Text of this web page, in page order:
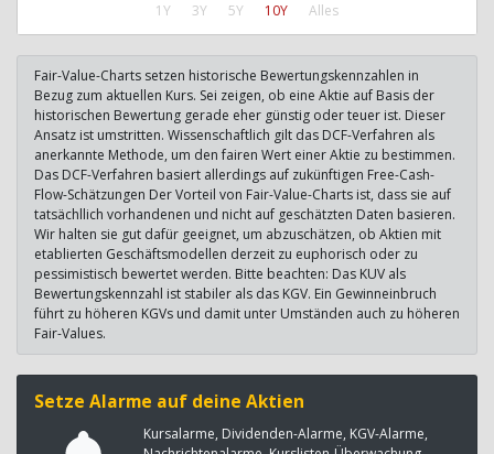
1Y 3Y 5Y 10Y Alles
Fair-Value-Charts setzen historische Bewertungskennzahlen in
Bezug zum aktuellen Kurs. Sei zeigen, ob eine Aktie auf Basis der
historischen Bewertung gerade eher günstig oder teuer ist. Dieser
Ansatz ist umstritten. Wissenschaftlich gilt das DCF-Verfahren als
anerkannte Methode, um den fairen Wert einer Aktie zu bestimmen.
Das DCF-Verfahren basiert allerdings auf zukünftigen Free-Cash-
Flow-Schätzungen Der Vorteil von Fair-Value-Charts ist, dass sie auf
tatsächllich vorhandenen und nicht auf geschätzten Daten basieren.
Wir halten sie gut dafür geeignet, um abzuschätzen, ob Aktien mit
etablierten Geschäftsmodellen derzeit zu euphorisch oder zu
pessimistisch bewertet werden. Bitte beachten: Das KUV als
Bewertungskennzahl ist stabiler als das KGV. Ein Gewinneinbruch
führt zu höheren KGVs und damit unter Umständen auch zu höheren
Fair-Values.
Setze Alarme auf deine Aktien
Kursalarme, Dividenden-Alarme, KGV-Alarme,